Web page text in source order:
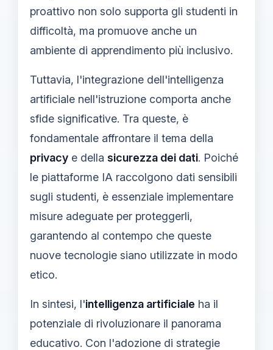
proattivo non solo supporta gli studenti in
difficoltà, ma promuove anche un
ambiente di apprendimento più inclusivo.
Tuttavia, l'integrazione dell'intelligenza
artificiale nell'istruzione comporta anche
sfide significative. Tra queste, è
fondamentale affrontare il tema della
privacy e della sicurezza dei dati. Poiché
le piattaforme IA raccolgono dati sensibili
sugli studenti, è essenziale implementare
misure adeguate per proteggerli,
garantendo al contempo che queste
nuove tecnologie siano utilizzate in modo
etico.
In sintesi, l'intelligenza artificiale ha il
potenziale di rivoluzionare il panorama
educativo. Con l'adozione di strategie